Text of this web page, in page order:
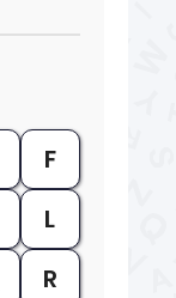
F
L
R